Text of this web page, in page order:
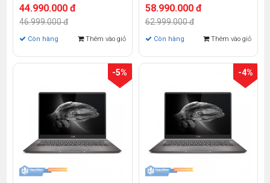
(Core i7-11800H | 16GB |
512GB | RTX 3060 6GB | 16
44.990.000 đ
46.999.000 đ
Còn hàng Thêm vào giỏ
733T NH.QALSV.001 (Core
i7-11800H | 32GB | 1TB
inch WQXGA | Win 10)
58.990.000 đ
62.999.000 đ
Còn hàng Thêm vào giỏ
-5% -4%